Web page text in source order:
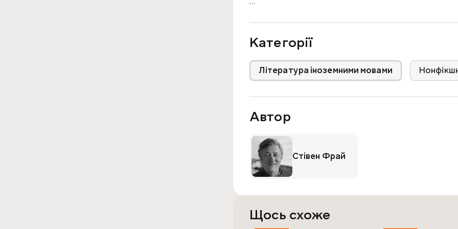
any man before being tricked with golden apples.
Heroes is the story of what we mortals are truly
Категорії
Література іноземними мовами
Автор
Стівен Фрай
Щось схоже